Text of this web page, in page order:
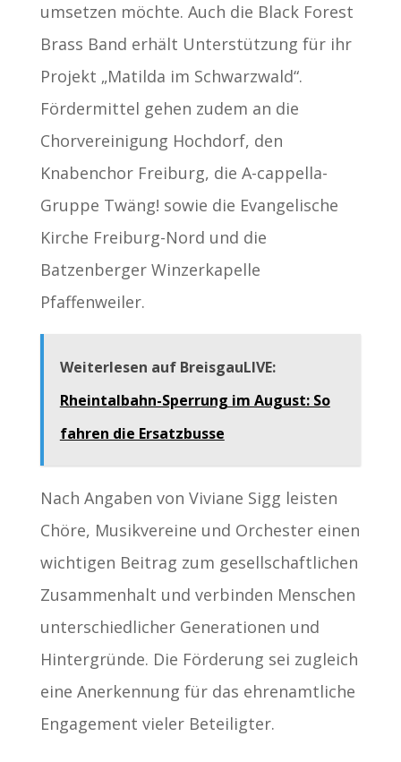
umsetzen möchte. Auch die Black Forest
Brass Band erhält Unterstützung für ihr
Projekt „Matilda im Schwarzwald“.
Fördermittel gehen zudem an die
Chorvereinigung Hochdorf, den
Knabenchor Freiburg, die A-cappella-
Gruppe Twäng! sowie die Evangelische
Kirche Freiburg-Nord und die
Batzenberger Winzerkapelle
Pfaffenweiler.
Weiterlesen auf BreisgauLIVE:
Rheintalbahn-Sperrung im August: So
fahren die Ersatzbusse
Nach Angaben von Viviane Sigg leisten
Chöre, Musikvereine und Orchester einen
wichtigen Beitrag zum gesellschaftlichen
Zusammenhalt und verbinden Menschen
unterschiedlicher Generationen und
Hintergründe. Die Förderung sei zugleich
eine Anerkennung für das ehrenamtliche
Engagement vieler Beteiligter.